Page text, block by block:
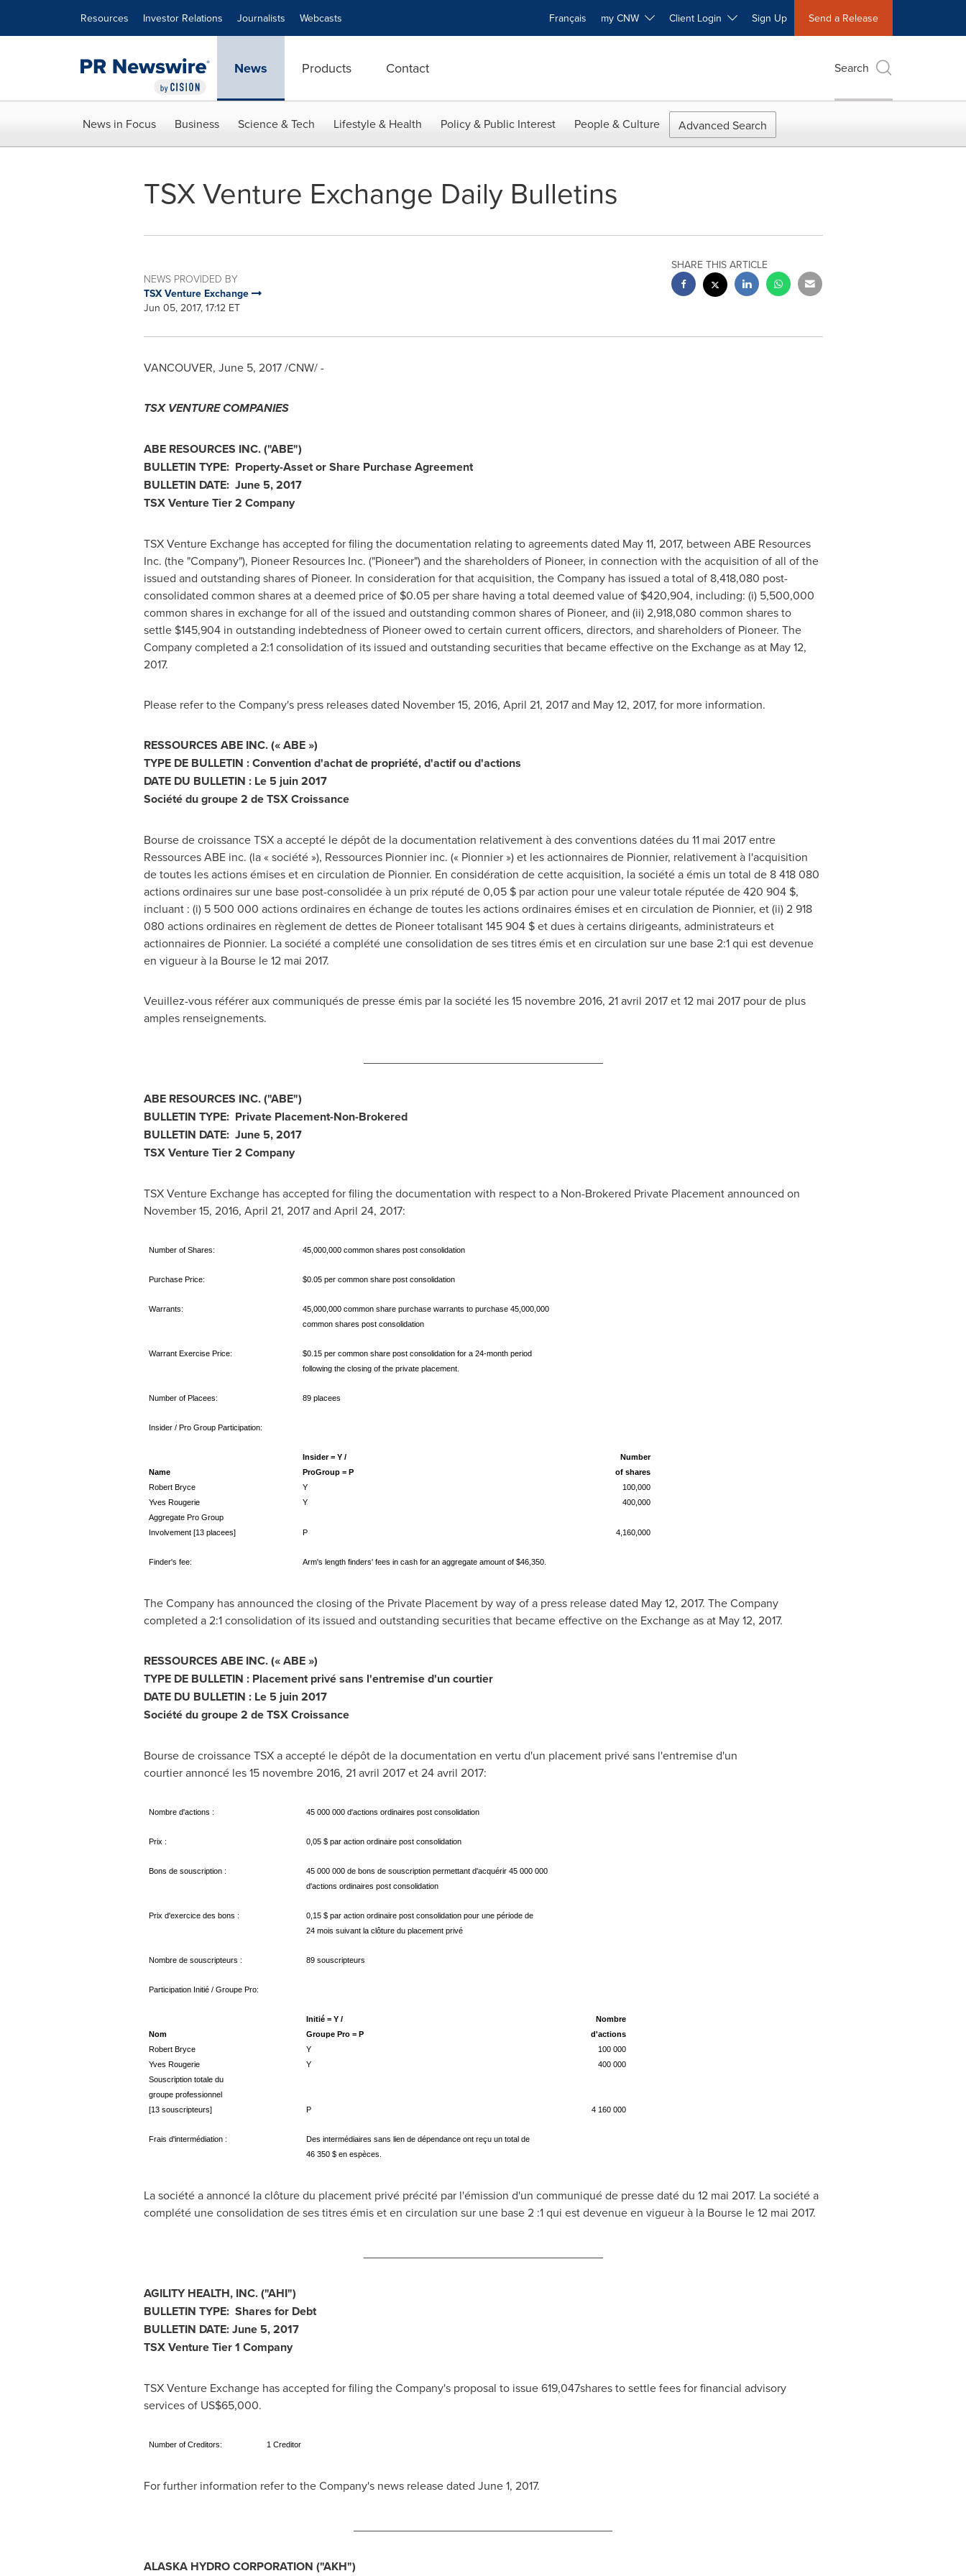
Resources Investor Relations Journalists Webcasts Français my CNW Client Login Sign Up Send a Release
News Products Contact Search
News in Focus Business Science & Tech Lifestyle & Health Policy & Public Interest People & Culture Advanced Search
TSX Venture Exchange Daily Bulletins
NEWS PROVIDED BY
TSX Venture Exchange
Jun 05, 2017, 17:12 ET
SHARE THIS ARTICLE
VANCOUVER, June 5, 2017/CNW/ -
TSX VENTURE COMPANIES
ABE RESOURCES INC. ("ABE")
BULLETIN TYPE: Property-Asset or Share Purchase Agreement
BULLETIN DATE: June 5, 2017
TSX Venture Tier 2 Company
TSX Venture Exchange has accepted for filing the documentation relating to agreements dated May 11, 2017, between ABE Resources
Inc. (the "Company"), Pioneer Resources Inc. ("Pioneer") and the shareholders of Pioneer, in connection with the acquisition of all of the
issued and outstanding shares of Pioneer. In consideration for that acquisition, the Company has issued a total of 8,418,080 post-
consolidated common shares at a deemed price of $0.05per share having a total deemed value of $420,904, including: (i) 5,500,000
common shares in exchange for all of the issued and outstanding common shares of Pioneer, and (ii) 2,918,080 common shares to
settle $145,904 in outstanding indebtedness of Pioneer owed to certain current officers, directors, and shareholders of Pioneer. The
Company completed a 2:1 consolidation of its issued and outstanding securities that became effective on the Exchange as at May 12,
2017.
Please refer to the Company's press releases dated November 15, 2016, April 21, 2017and May 12, 2017, for more information.
RESSOURCES ABE INC. (« ABE »)
TYPE DE BULLETIN : Convention d'achat de propriété, d'actif ou d'actions
DATE DU BULLETIN : Le 5 juin 2017
Société du groupe 2 de TSX Croissance
Bourse de croissance TSX a accepté le dépôt de la documentation relativement à des conventions datées du 11 mai 2017 entre
Ressources ABE inc. (la « société »), Ressources Pionnier inc. (« Pionnier ») et les actionnaires de Pionnier, relativement à l'acquisition
de toutes les actions émises et en circulation de Pionnier. En considération de cette acquisition, la société a émis un total de 8 418 080
actions ordinaires sur une base post-consolidée à un prix réputé de 0,05 $ par action pour une valeur totale réputée de 420 904 $,
incluant : (i) 5 500 000 actions ordinaires en échange de toutes les actions ordinaires émises et en circulation de Pionnier, et (ii) 2 918
080 actions ordinaires en règlement de dettes de Pioneer totalisant 145904 $ etdues à certains dirigeants, administrateurs et
actionnaires de Pionnier. La société a complété une consolidation de ses titres émis et en circulation sur une base 2:1 qui est devenue
en vigueur à la Bourse le 12 mai 2017.
Veuillez-vous référer aux communiqués de presse émis par la société les 15 novembre 2016, 21 avril 2017 et12 mai 2017 pour de plus
amples renseignements.
ABE RESOURCES INC. ("ABE")
BULLETIN TYPE: Private Placement-Non-Brokered
BULLETIN DATE: June 5, 2017
TSX Venture Tier 2 Company
TSX Venture Exchange has accepted for filing the documentation with respect to a Non-Brokered Private Placement announced on
November 15, 2016, April 21, 2017and April 24, 2017:
Number of Shares: 45,000,000 common shares post consolidation
Purchase Price: $0.05 per common share post consolidation
Warrants:
45,000,000 common share purchase warrants to purchase 45,000,000
common shares post consolidation
Warrant Exercise Price:
$0.15 per common share post consolidation for a 24-month period
following the closing of the private placement.
Number of Placees: 89 placees
Insider / Pro Group Participation:
Insider = Y /
Number
Name
ProGroup = P
of shares
Robert Bryce
Y
100,000
Yves Rougerie
Y
400,000
Aggregate Pro Group
Involvement [13 placees]
P 4,160,000
Finder's fee: Arm's length finders' fees in cash for an aggregate amount of $46,350.
The Company has announced the closing of the Private Placement by way of a press release dated May 12, 2017. The Company
completed a 2:1 consolidation of its issued and outstanding securities that became effective on the Exchange as at May 12, 2017.
RESSOURCES ABE INC. (« ABE »)
TYPE DE BULLETIN : Placement privé sans l'entremise d'un courtier
DATE DU BULLETIN : Le 5 juin 2017
Société du groupe 2 de TSX Croissance
Bourse de croissance TSX a accepté le dépôt de la documentation en vertu d'un placement privé sans l'entremise d'un
courtier annoncé les 15 novembre 2016, 21 avril 2017 et24 avril 2017:
Nombre d'actions : 45 000 000 d'actions ordinaires post consolidation
Prix : 0,05 $ par action ordinaire post consolidation
Bons de souscription :
45 000 000 de bons de souscription permettant d'acquérir 45 000 000
d'actions ordinaires post consolidation
Prix d'exercice des bons :
0,15 $ par action ordinaire post consolidation pour une période de
24 mois suivant la clôture du placement privé
Nombre de souscripteurs : 89 souscripteurs
Participation Initié / Groupe Pro:
Initié = Y /
Nombre
Nom
Groupe Pro = P
d'actions
Robert Bryce
Y
100 000
Yves Rougerie
Y
400 000
Souscription totale du
groupe professionnel
[13 souscripteurs]
P 4 160 000
Frais d'intermédiation :
Des intermédiaires sans lien de dépendance ont reçu un total de
46 350 $ en espèces.
La société a annoncé la clôture du placement privé précité par l'émission d'un communiqué de presse daté du 12 mai 2017. La société a
complété une consolidation de ses titres émis et en circulation sur une base 2 :1 qui est devenue en vigueur à la Bourse le 12 mai 2017.
AGILITY HEALTH, INC. ("AHI")
BULLETIN TYPE: Shares for Debt
BULLETIN DATE:June 5, 2017
TSX Venture Tier 1 Company
TSX Venture Exchange has accepted for filing the Company's proposal to issue 619,047shares to settle fees for financial advisory
services of US$65,000.
Number of Creditors: 1 Creditor
For further information refer to the Company's news release dated June 1, 2017.
ALASKAHYDRO CORPORATION ("AKH")